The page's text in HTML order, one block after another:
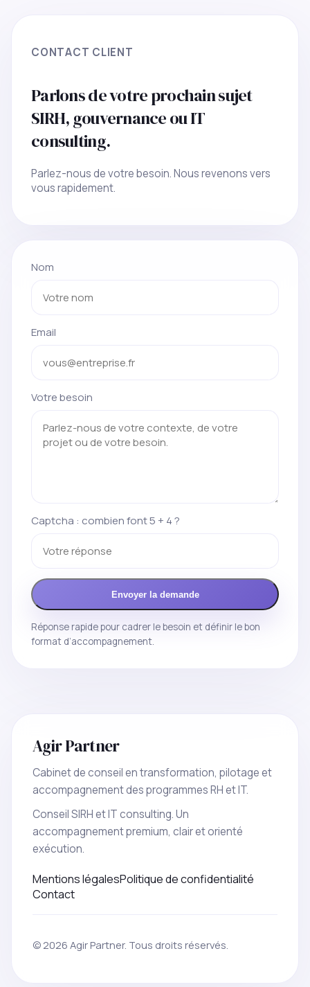
CONTACT CLIENT
Parlons de votre prochain sujet
SIRH, gouvernance ou IT
consulting.
Parlez-nous de votre besoin. Nous revenons vers
vous rapidement.
Nom
Email
Votre besoin
Captcha : combien font 5 + 4 ?
Envoyer la demande
Réponse rapide pour cadrer le besoin et définir le bon
format d’accompagnement.
Agir Partner
Cabinet de conseil en transformation, pilotage et
accompagnement des programmes RH et IT.
Conseil SIRH et IT consulting. Un
accompagnement premium, clair et orienté
exécution.
Mentions légalesPolitique de confidentialité
Contact
© 2026 Agir Partner. Tous droits réservés.